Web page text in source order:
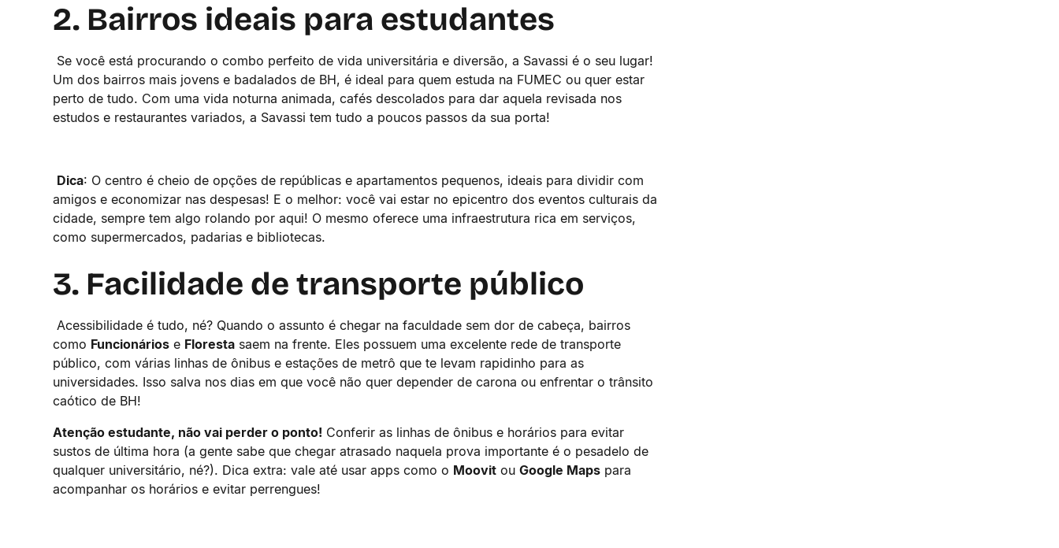
2. Bairros ideais para estudantes
Se você está procurando o combo perfeito de vida universitária e diversão, a Savassi é o seu lugar!
Um dos bairros mais jovens e badalados de BH, é ideal para quem estuda na FUMEC ou quer estar
perto de tudo. Com uma vida noturna animada, cafés descolados para dar aquela revisada nos
estudos e restaurantes variados, a Savassi tem tudo a poucos passos da sua porta!
Dica: O centro é cheio de opções de repúblicas e apartamentos pequenos, ideais para dividir com
amigos e economizar nas despesas! E o melhor: você vai estar no epicentro dos eventos culturais da
cidade, sempre tem algo rolando por aqui! O mesmo oferece uma infraestrutura rica em serviços,
como supermercados, padarias e bibliotecas.
3. Facilidade de transporte público
Acessibilidade é tudo, né? Quando o assunto é chegar na faculdade sem dor de cabeça, bairros
como Funcionários e Floresta saem na frente. Eles possuem uma excelente rede de transporte
público, com várias linhas de ônibus e estações de metrô que te levam rapidinho para as
universidades. Isso salva nos dias em que você não quer depender de carona ou enfrentar o trânsito
caótico de BH!
Atenção estudante, não vai perder o ponto! Conferir as linhas de ônibus e horários para evitar
sustos de última hora (a gente sabe que chegar atrasado naquela prova importante é o pesadelo de
qualquer universitário, né?). Dica extra: vale até usar apps como o Moovit ouGoogle Maps para
acompanhar os horários e evitar perrengues!